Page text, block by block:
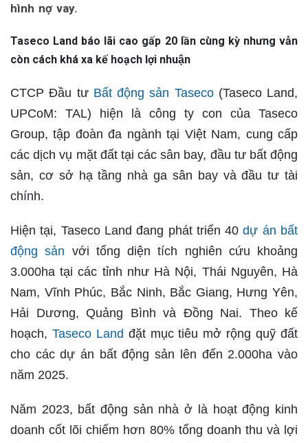
hình nợ vay.
Taseco Land báo lãi cao gấp 20 lần cùng kỳ nhưng vẫn
còn cách khá xa kế hoạch lợi nhuận
CTCP Đầu tư Bất động sản Taseco(Taseco Land,
UPCoM: TAL) hiện là công ty con của Taseco
Group, tập đoàn đa ngành tại Việt Nam, cung cấp
các dịch vụ mặt đất tại các sân bay, đầu tư bất động
sản, cơ sở hạ tầng nhà ga sân bay và đầu tư tài
chính.
Hiện tại, Taseco Land đang phát triển 40dự án bất
động sản với tổng diện tích nghiên cứu khoảng
3.000ha tại các tỉnh như Hà Nội, Thái Nguyên, Hà
Nam, Vĩnh Phúc, Bắc Ninh, Bắc Giang, Hưng Yên,
Hải Dương, Quảng Bình và Đồng Nai. Theo kế
hoạch, Taseco Land đặt mục tiêu mở rộng quỹ đất
cho các dự án bất động sản lên đến 2.000ha vào
năm 2025.
Năm 2023, bất động sản nhà ở là hoạt động kinh
doanh cốt lõi chiếm hơn 80% tổng doanh thu và lợi